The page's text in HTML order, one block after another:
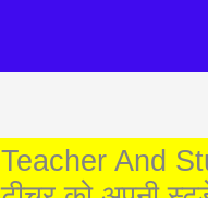
Teacher And